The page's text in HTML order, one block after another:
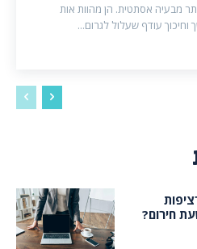
מבעיה אסתטית. הן מהוות אות
עודף שעלול לגרום...
חירום?